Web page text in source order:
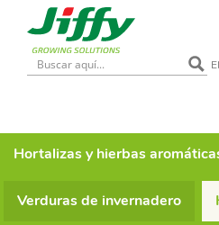
Hortalizas y hierbas
Verduras de invernadero